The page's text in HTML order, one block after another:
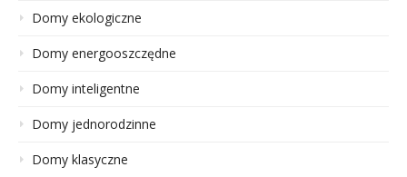
Domy ekologiczne
Domy energooszczędne
Domy inteligentne
Domy jednorodzinne
Domy klasyczne